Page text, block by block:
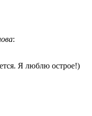
:
Я люблю острое!)